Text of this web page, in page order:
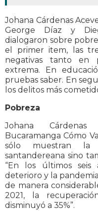
Johana Cárdenas
George Díaz y
dialogaron sobre
el primer item, las
negativas tanto en
extrema. En
pruebas saber. En
los delitos más
Pobreza
Johana
Bucaramanga Cómo
sólo muestran la
santandereana sino
“En los últimos seis
deterioro y la
de manera
2021, la
disminuyó a 35%”.